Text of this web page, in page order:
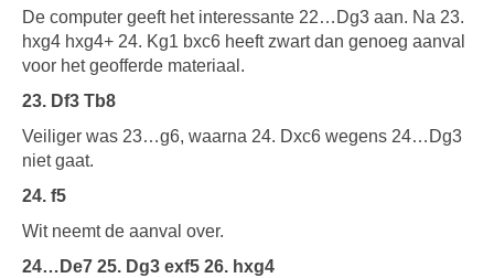
De computer geeft het interessante 22…Dg3 aan. Na 23.
hxg4 hxg4+ 24. Kg1 bxc6 heeft zwart dan genoeg aanval
voor het geofferde materiaal.
23. Df3 Tb8
Veiliger was 23…g6, waarna 24. Dxc6 wegens 24…Dg3
niet gaat.
24. f5
Wit neemt de aanval over.
24…De7 25. Dg3 exf5 26. hxg4